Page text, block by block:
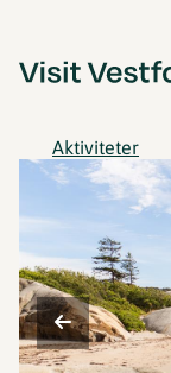
Aktiviteter